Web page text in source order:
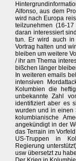
Alfonso, aus dem
wird nach Europa
teilzunehmen (16-
daran interessiert
tun. Er wird auch in
Vortrag halten und
bleiben um weitere
/ ihr am Thema
bißchen länger
In weiteren emails
intensiven
Kolumbien die
unbekannte Zahl
identifiziert aber es
wurden und in einen
kolumbianische
angekündigt in der
das Terrain im
US-Truppen in
Regierung
usw übersetzt zu